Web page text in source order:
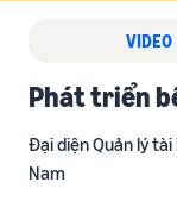
VIDEO
Phát triển
Đại diện Quản lý
Nam